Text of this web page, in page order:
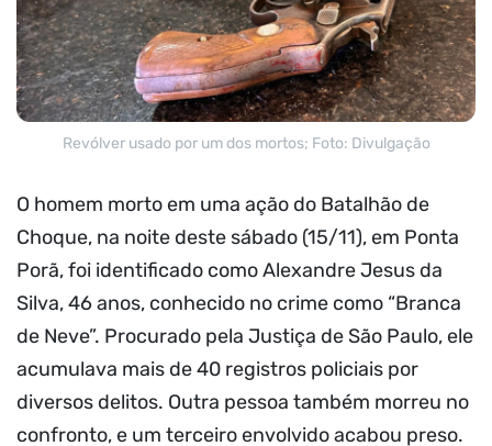
Revólver usado por um dos mortos; Foto: Divulgação
O homem morto em uma ação do Batalhão de
Choque, na noite deste sábado (15/11), em Ponta
Porã, foi identificado como Alexandre Jesus da
Silva, 46 anos, conhecido no crime como “Branca
de Neve”. Procurado pela Justiça de São Paulo, ele
acumulava mais de 40 registros policiais por
diversos delitos. Outra pessoa também morreu no
confronto, e um terceiro envolvido acabou preso.